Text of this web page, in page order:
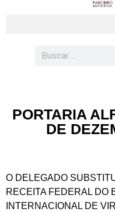
PORTARIA
DE
O DELEGADO
RECEITA FEDERAL DO
INTERNACIONAL DE